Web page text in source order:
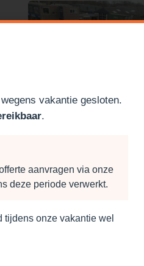
vakantie gesloten.
.
aanvragen via onze
deze periode verwerkt.
tijdens onze vakantie wel